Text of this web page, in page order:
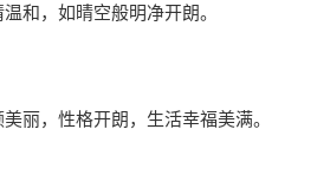
和，如晴空般明净开朗。
丽，性格开朗，生活幸福美满。